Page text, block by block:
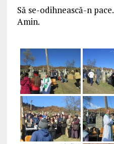
Să se-odihnească-n pace.
Amin.